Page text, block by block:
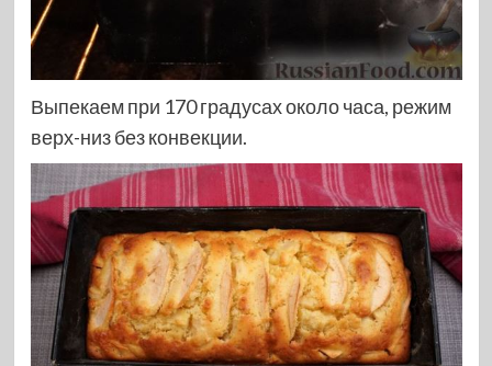
Выпекаем при 170 градусах около часа, режим
верх-низ без конвекции.